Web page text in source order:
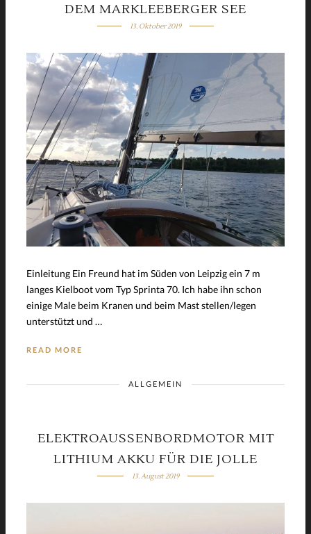
DEM MARKLEEBERGER SEE
13. Oktober 2019
Einleitung Ein Freund hat im Süden von Leipzig ein 7 m
langes Kielboot vom Typ Sprinta 70. Ich habe ihn schon
einige Male beim Kranen und beim Mast stellen/legen
unterstützt und …
READ MORE
ALLGEMEIN
ELEKTROAUSSENBORDMOTOR MIT L
ITHIUM AKKU FÜR DIE JOLLE
13. August 2019